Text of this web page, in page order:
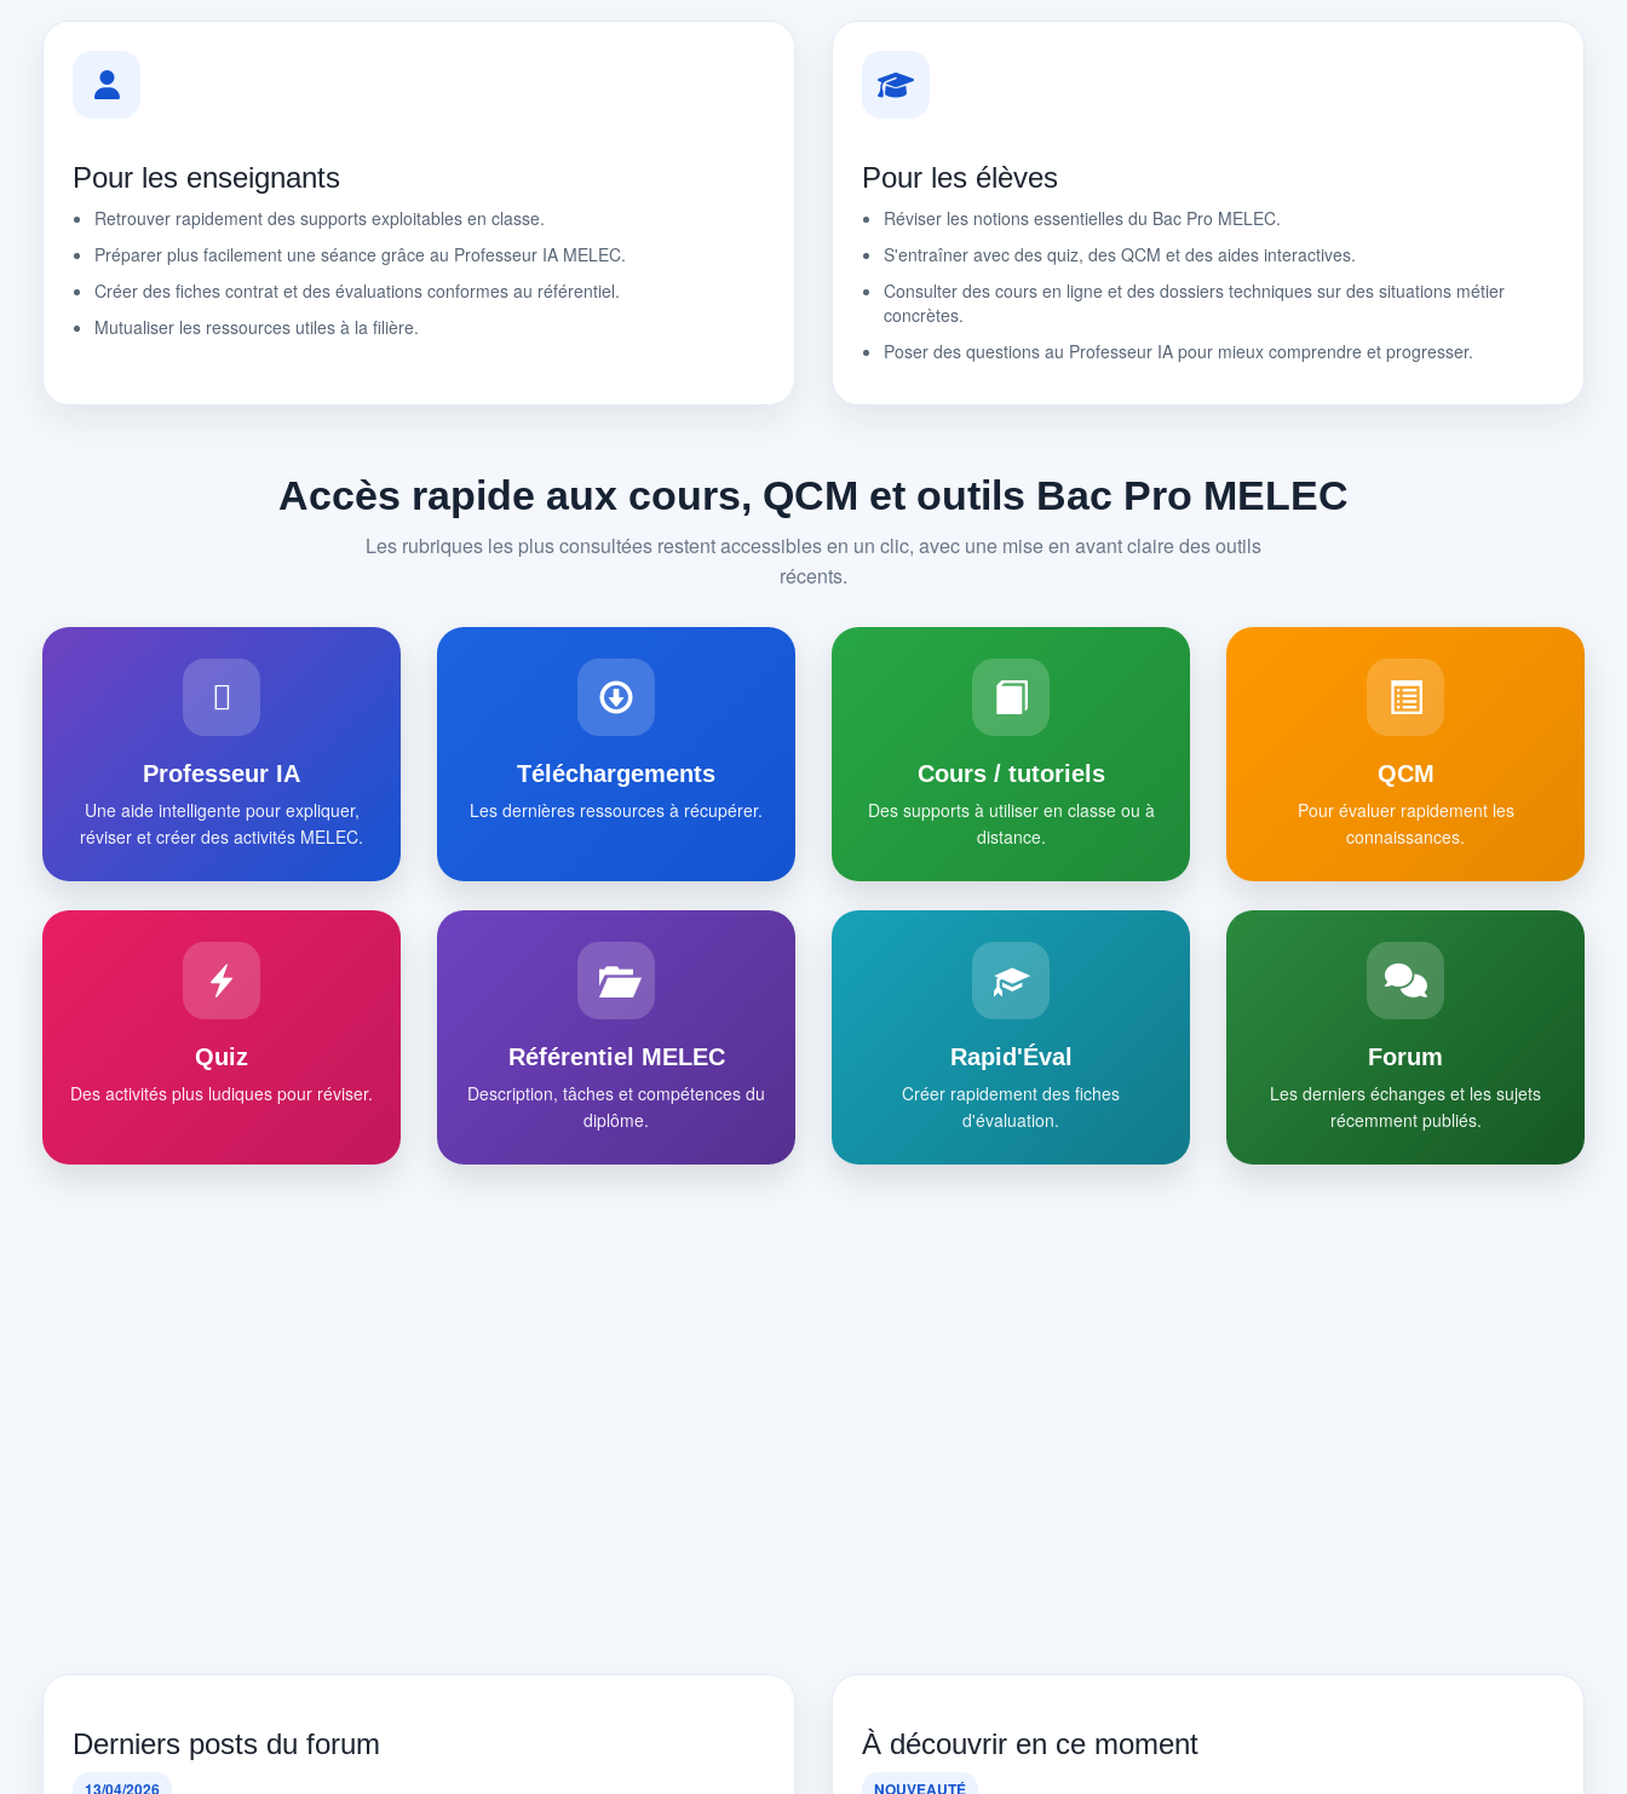
Pour les enseignants
Retrouver rapidement des supports exploitables en classe.
Préparer plus facilement une séance grâce au Professeur IA MELEC.
Créer des fiches contrat et des évaluations conformes au référentiel.
Mutualiser les ressources utiles à la filière.
Pour les élèves
Réviser les notions essentielles du Bac Pro MELEC.
S'entraîner avec des quiz, des QCM et des aides interactives.
Consulter des cours en ligne et des dossiers techniques sur des situations métier
concrètes.
Poser des questions au Professeur IA pour mieux comprendre et progresser.
Accès rapide aux cours, QCM et outils Bac Pro MELEC
Les rubriques les plus consultées restent accessibles en un clic, avec une mise en avant claire des outils
récents.
Professeur IA
Une aide intelligente pour expliquer,
réviser et créer des activités MELEC.
Téléchargements
Les dernières ressources à récupérer.
Cours / tutoriels
Des supports à utiliser en classe ou à
distance.
QCM
Pour évaluer rapidement les
connaissances.
Quiz
Des activités plus ludiques pour réviser.
Référentiel MELEC
Description, tâches et compétences du
diplôme.
Rapid'Éval
Créer rapidement des fiches
d'évaluation.
Forum
Les derniers échanges et les sujets
récemment publiés.
Derniers posts du forum
13/04/2026
À découvrir en ce moment
NOUVEAUTÉ